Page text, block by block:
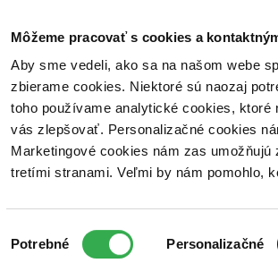
Môžeme pracovať s cookies a
Aby sme vedeli, ako sa na našom webe
zbierame cookies. Niektoré sú naozaj
toho používame analytické cookies,
vás zlepšovať. Personalizačné cookies
Marketingové cookies nám zas
tretími stranami. Veľmi by nám pomohlo,
súhlasu
Potrebné Personalizačné
Poukážky Kontakt